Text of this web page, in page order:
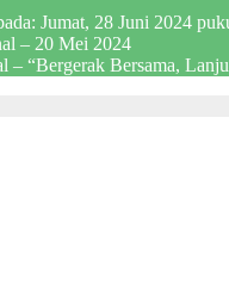
Jumat, 28 Juni 2024
– 20 Mei 2024
– “Bergerak Bersama,